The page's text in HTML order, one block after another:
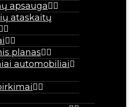
apsauga
ataskaitų
planas
automobiliai